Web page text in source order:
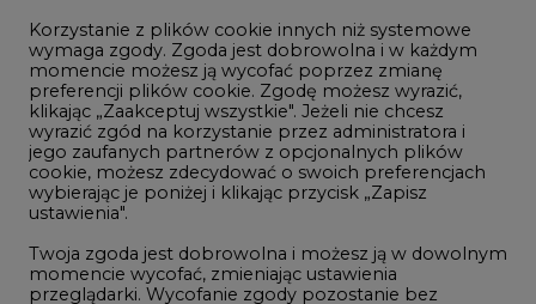
Innowacje i AI
Telekomunikacja i IT
Handel emisjami CO2
Wodór
Górnictwo
Atom
Korzystanie z plików cookie innych niż systemowe
wymaga zgody. Zgoda jest dobrowolna i w każdym
momencie możesz ją wycofać poprzez zmianę
preferencji plików cookie. Zgodę możesz wyrazić,
klikając „Zaakceptuj wszystkie". Jeżeli nie chcesz
wyrazić zgód na korzystanie przez administratora i
jego zaufanych partnerów z opcjonalnych plików
cookie, możesz zdecydować o swoich preferencjach
wybierając je poniżej i klikając przycisk „Zapisz
ustawienia".
Twoja zgoda jest dobrowolna i możesz ją w dowolnym
momencie wycofać, zmieniając ustawienia
przeglądarki. Wycofanie zgody pozostanie bez